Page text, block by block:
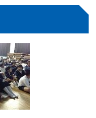
（ア
洋
機
）宇
for
会
宇宙
All
年次
ポス